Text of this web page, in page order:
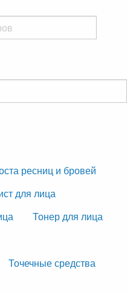
ресниц и бровей
для лица
Тонер для лица
Точечные средства